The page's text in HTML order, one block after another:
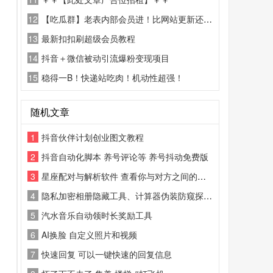
12
【吃瓜群】老表内部会员进！比网站更新还精彩！
13 最新扣扣刷超级会员教程
14 抖音＋微信被动引流爆粉变现项目
15 稳得一B！快递站吃肉！机动性超强！
随机文章
1
抖音伙伴计划创业图文教程
2 抖音自动化脚本 养号评论等 养号抖动免费版
3 星座配对与解析软件 查看你与对方之间的缘分
4 隐私加密相册隐藏工具、计算器伪装防窥探安全APP 私密视频照片文件保管软件
5 汽水音乐自动领时长奖励工具
6 AI换脸 自定义照片和视频
7 快速回复 可以一键快速的回复信息